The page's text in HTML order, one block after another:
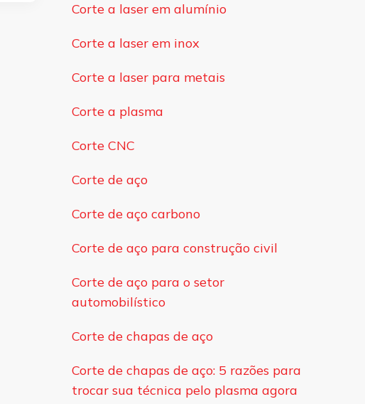
Corte a laser em alumínio
Corte a laser em inox
Corte a laser para metais
Corte a plasma
Corte CNC
Corte de aço
Corte de aço carbono
Corte de aço para construção civil
Corte de aço para o setor
automobilístico
Corte de chapas de aço
Corte de chapas de aço: 5 razões para
trocar sua técnica pelo plasma agora